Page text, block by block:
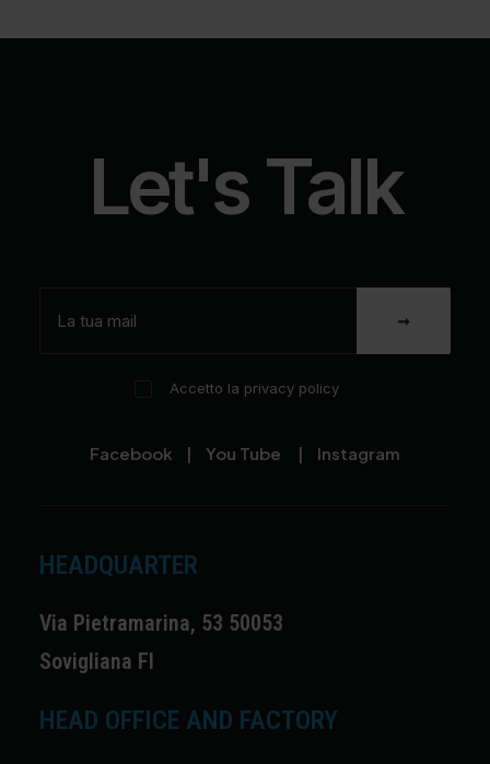
Let's Talk
Accetto la privacy policy
Facebook | You Tube | Instagram
HEADQUARTER
Via Pietramarina, 53 50053
Sovigliana FI
HEAD OFFICE AND FACTORY